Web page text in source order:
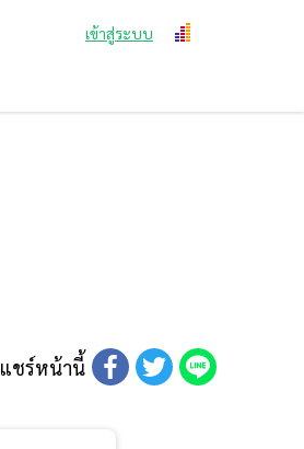
เข้าสู่ระบบ
แชร์หน้านี้